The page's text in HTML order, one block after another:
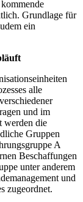
Grundlage für
ein
alle
und im
werden die
Gruppen
A
Beschaffungen
unter anderem
und
zugeordnet.